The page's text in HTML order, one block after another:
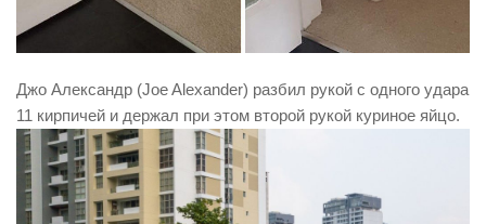
Джо Александр (Joe Alexander) разбил рукой с одного удара
11 кирпичей и держал при этом второй рукой куриное яйцо.